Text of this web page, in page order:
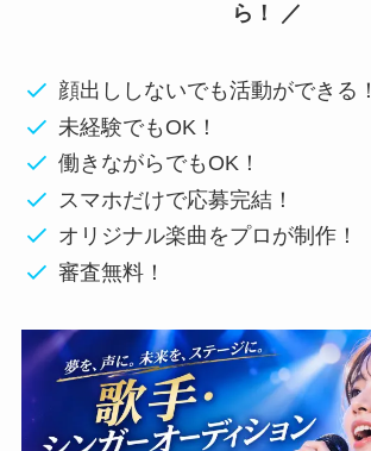
ら！ ／
顔出ししないでも活動ができる！
未経験でもOK！
働きながらでもOK！
スマホだけで応募完結！
オリジナル楽曲をプロが制作！
審査無料！